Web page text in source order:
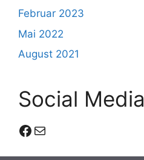
Februar 2023
Mai 2022
August 2021
Social Media
Facebook
E-Mail